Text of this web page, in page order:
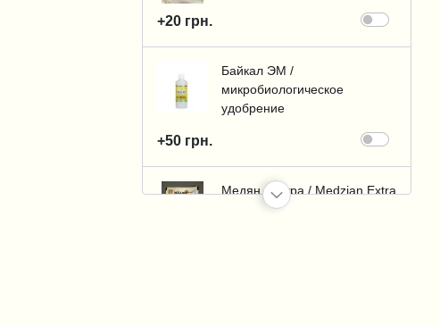
+20 грн.
Байкал ЭМ /
микробиологическое
удобрение
+50 грн.
Медян Экстра / Medzian Extra
350 SC, КС